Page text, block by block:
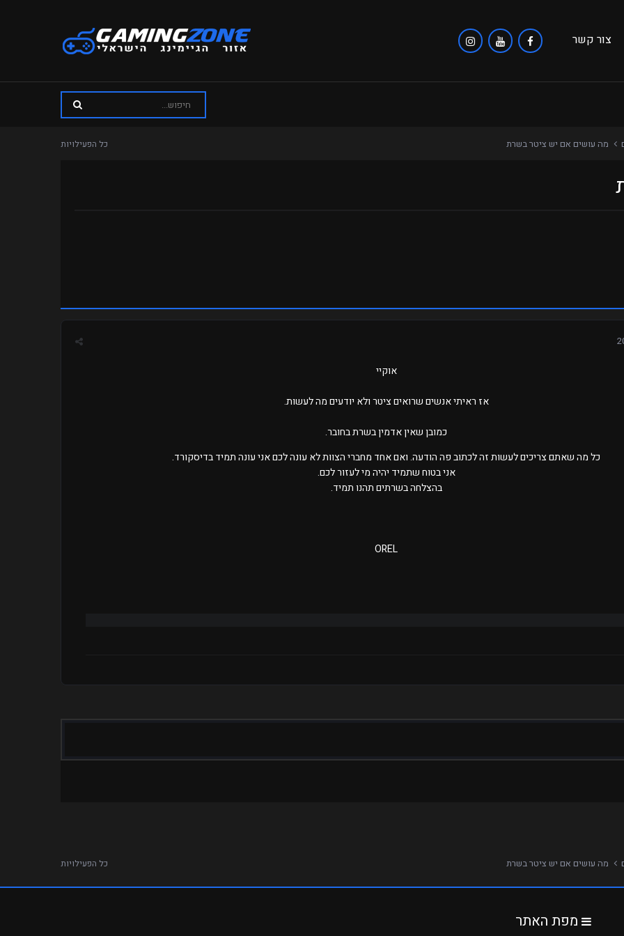
צור קשר
כל הפעילויות מה עושים אם יש ציטר בשרת
אוקיי
אז ראיתי אנשים שרואים ציטר ולא יודעים מה לעשות.
כמובן שאין אדמין בשרת בחובר.
כל מה שאתם צריכים לעשות זה לכתוב פה הודעה. ואם אחד מחברי הצוות לא עונה לכם אני עונה תמיד בדיסקורד.
אני בטוח שתמיד יהיה מי לעזור לכם.
בהצלחה בשרתים תהנו תמיד.
OREL
כל הפעילויות מה עושים אם יש ציטר בשרת
מפת האתר